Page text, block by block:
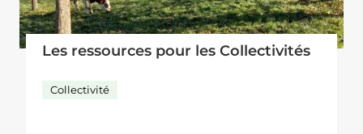
Les ressources pour les Collectivités
Collectivité